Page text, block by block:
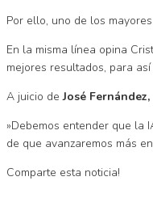
Por ello, uno de los
En la misma línea opina
mejores resultados, para
A juicio de José Fernández,
»Debemos entender que la
de que avanzaremos más
Comparte esta noticia!